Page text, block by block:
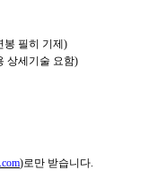
봉 필히 기제)
상세기술 요함)
)로만 받습니다.